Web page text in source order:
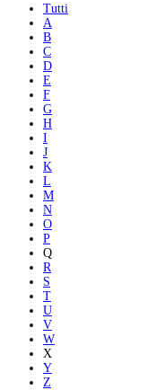
Tutti
A
B
C
D
E
F
G
H
I
J
K
L
M
N
O
P
Q
R
S
T
U
V
W
X
Y
Z